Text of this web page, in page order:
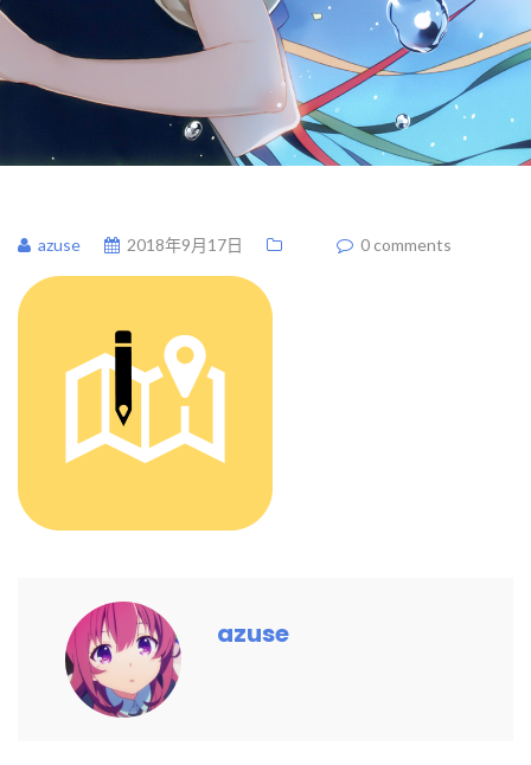
azuse 2018年9月17日 0 comments
azuse